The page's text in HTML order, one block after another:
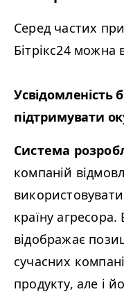
Серед частих
Бітрікс24 можна
Усвідомленість
підтримувати
Система
компаній
країну агресора.
відображає
сучасних
продукту, але і